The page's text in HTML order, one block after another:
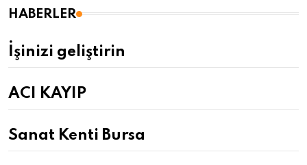
HABERLER
İşinizi geliştirin
ACI KAYIP
Sanat Kenti Bursa